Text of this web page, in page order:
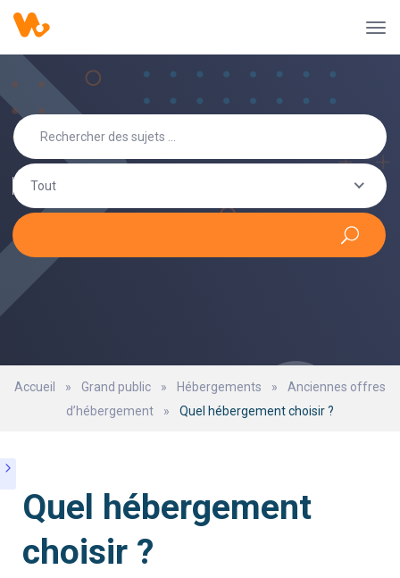
Tout
Accueil » Grand public » Hébergements »
Anciennes offres
d’hébergement
» Quel hébergement choisir ?
Quel hébergement
choisir ?